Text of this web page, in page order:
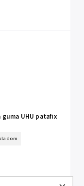
guma UHU patafix